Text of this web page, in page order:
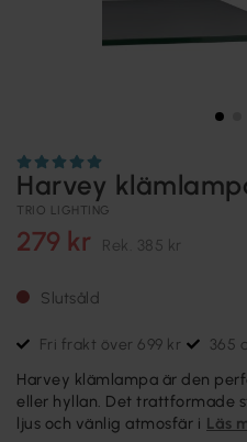
Harvey
TRIO LIGHTING
279 kr Rek. 385 kr
Slutsåld
Fri frakt över 699 kr 365
Harvey klämlampa är den
eller hyllan. Det trattformade
ljus och vänlig atmosfär i Läs